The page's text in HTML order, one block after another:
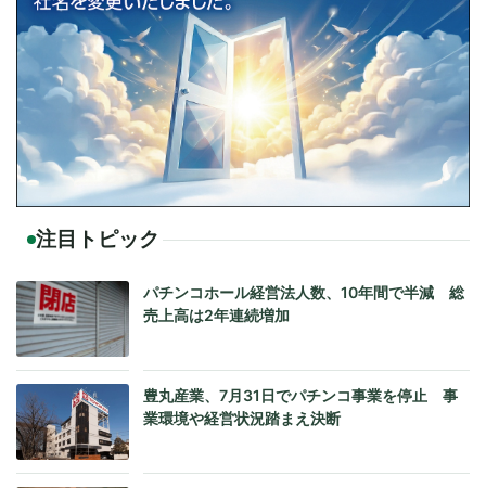
注目トピック
パチンコホール経営法人数、10年間で半減 総
売上高は2年連続増加
豊丸産業、7月31日でパチンコ事業を停止 事
業環境や経営状況踏まえ決断